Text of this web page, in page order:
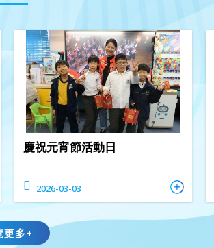
慶祝元宵節活動日
2026-03-03
更多+